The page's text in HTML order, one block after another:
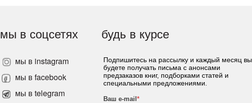
мы в соцсетях
мы в instagram
мы в facebook
мы в telegram
будь в курсе
Подпишитесь на рассылку и каждый месяц вы
будете получать письма с анонсами
предзаказов книг, подборками статей и
специальными предложениями.
Ваш e-mail *